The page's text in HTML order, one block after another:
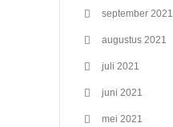
september 2021
augustus 2021
juli 2021
juni 2021
mei 2021